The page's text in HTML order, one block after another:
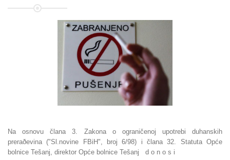
Na osnovu člana 3. Zakona o ograničenoj upotrebi duhanskih
preraðevina ("Sl.novine FBiH", broj 6/98) i člana 32. Statuta Opće
bolnice Tešanj, direktor Opće bolnice Tešanj d o n o s i